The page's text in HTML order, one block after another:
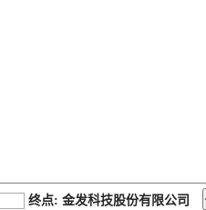
终点: 金发科技股份有限公司